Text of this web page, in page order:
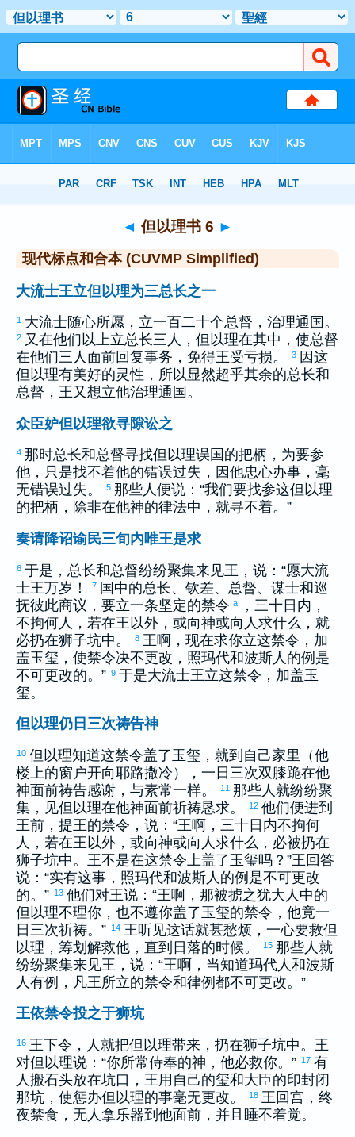
> 但以理书 6
◄ 但以理书 6 ►
现代标点和合本 (CUVMP Simplified)
大流士王立但以理为三总长之一
1 大流士随心所愿，立一百二十个总督，治理通国。
2 又在他们以上立总长三人， 但以理在其中，使总督
在他们三人面前回复事务，免得王受亏损。
3 因这
但以理有美好的灵性，所以显然超乎其余的总长和
总督，王又想立他治理通国。
众臣妒但以理欲寻隙讼之
4 那时总长和总督寻找但以理误国的把柄，为要参
他，只是找不着他的错误过失，因他忠心办事，毫
无错误过失。
5 那些人便说：“我们要找参这但以理
的把柄，除非在他神的律法中，就寻不着。”
奏请降诏谕民三旬内唯王是求
6 于是，总长和总督纷纷聚集来见王，说：“愿大流
士王万岁！ 7 国中的总长、钦差、总督、谋士和巡
抚彼此商议，要立一条坚定的禁令 a
，三十日内，
不拘何人，若在王以外，或向神或向人求什么，就
必扔在狮子坑中。
8 王啊，现在求你立这禁令，加
盖玉玺，使禁令决不更改，照玛代和波斯 人的例是
不可更改的。” 9 于是大流士王立这禁令，加盖玉
玺。
但以理仍日三次祷告神
10 但以理知道这禁令盖了玉玺，就到自己家里（他
楼上的窗户开向耶路撒冷 ），一日三次双膝跪在他
神面前祷告感谢，与素常一样。
11 那些人就纷纷聚
集，见但以理在他神面前祈祷恳求。 12 他们便进到
王前，提王的禁令，说：“王啊，三十日内不拘何
人，若在王以外，或向神或向人求什么，必被扔在
狮子坑中。王不是在这禁令上盖了玉玺吗？”王回答
说：“实有这事，照玛代和波斯 人的例是不可更改
的。” 13 他们对王说：“王啊，那被掳之犹大 人中的
但以理不理你，也不遵你盖了玉玺的禁令，他竟一
日三次祈祷。” 14 王听见这话就甚愁烦，一心要救但
以理 ，筹划解救他，直到日落的时候。 15 那些人就
纷纷聚集来见王，说：“王啊，当知道玛代 人和波斯
人有例，凡王所立的禁令和律例都不可更改。”
王依禁令投之于狮坑
16 王下令，人就把但以理带来，扔在狮子坑中。王
对但以理说：“你所常侍奉的神，他必救你。” 17 有
人搬石头放在坑口，王用自己的玺和大臣的印封闭
那坑，使惩办但以理的事毫无更改。 18 王回宫，终
夜禁食，无人拿乐器到他面前，并且睡不着觉。